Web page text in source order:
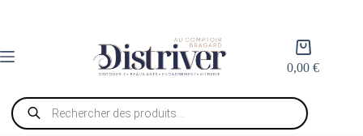
Panier
d’achat
0,00€
Recherche
de
produits